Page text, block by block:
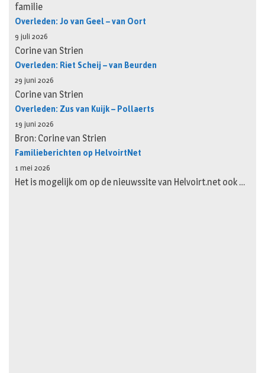
familie
Overleden: Jo van Geel – van Oort
9 juli 2026
Corine van Strien
Overleden: Riet Scheij – van Beurden
29 juni 2026
Corine van Strien
Overleden: Zus van Kuijk – Pollaerts
19 juni 2026
Bron: Corine van Strien
Familieberichten op HelvoirtNet
1 mei 2026
Het is mogelijk om op de nieuwssite van Helvoirt.net ook …